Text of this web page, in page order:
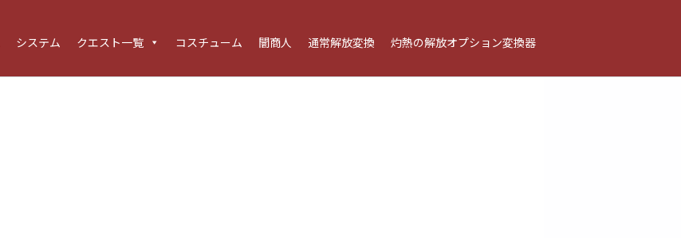
システム クエスト一覧 コスチューム 闇商人 通常解放変換 灼熱の解放オプション変換器